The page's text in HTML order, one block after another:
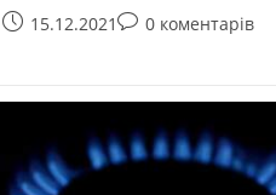
15.12.2021 0 коментарів